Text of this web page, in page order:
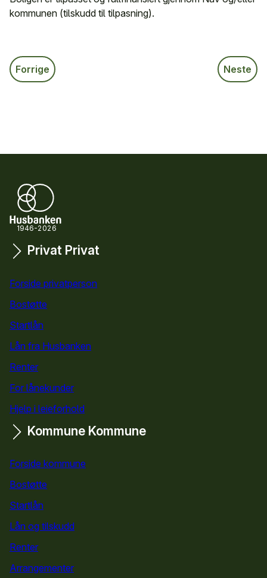
kommunen (tilskudd til tilpasning).
Forrige Neste
1946-2026
Snarveier
Privat Privat
Forside privatperson
Bostøtte
Startlån
Lån fra Husbanken
Renter
For lånekunder
Hjelp i leieforhold
Kommune Kommune
Forside kommune
Bostøtte
Startlån
Lån og tilskudd
Renter
Arrangementer